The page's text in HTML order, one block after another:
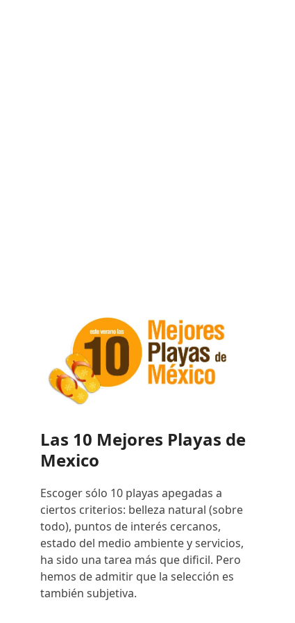
Las 10 Mejores Playas de
Mexico
Escoger sólo 10 playas apegadas a
ciertos criterios: belleza natural (sobre
todo), puntos de interés cercanos,
estado del medio ambiente y servicios,
ha sido una tarea más que dificil. Pero
hemos de admitir que la selección es
también subjetiva.